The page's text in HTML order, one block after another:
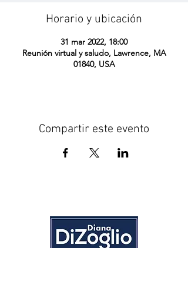
Horario y ubicación
31 mar 2022, 18:00
Reunión virtual y saludo, Lawrence, MA
01840, USA
Compartir este evento